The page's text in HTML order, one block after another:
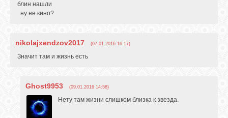
блин нашли
ну не кино?
nikolajxendzov2017 (07.01.2016 16:17)
Значит там и жизнь есть
Ghost9953 (09.01.2016 14:58)
Нету там жизни слишком близка к звезда.